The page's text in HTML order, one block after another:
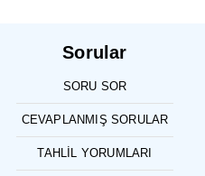
Sorular
SORU SOR
CEVAPLANMIŞ SORULAR
TAHLIL YORUMLARI